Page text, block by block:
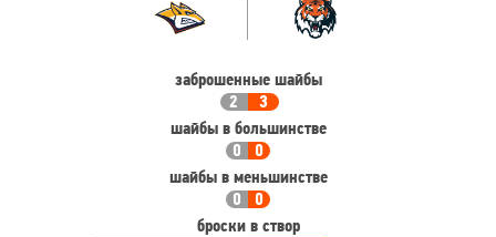
статистика
заброшенные шайбы
2
3
шайбы в большинстве
0
0
шайбы в меньшинстве
0
0
броски в створ